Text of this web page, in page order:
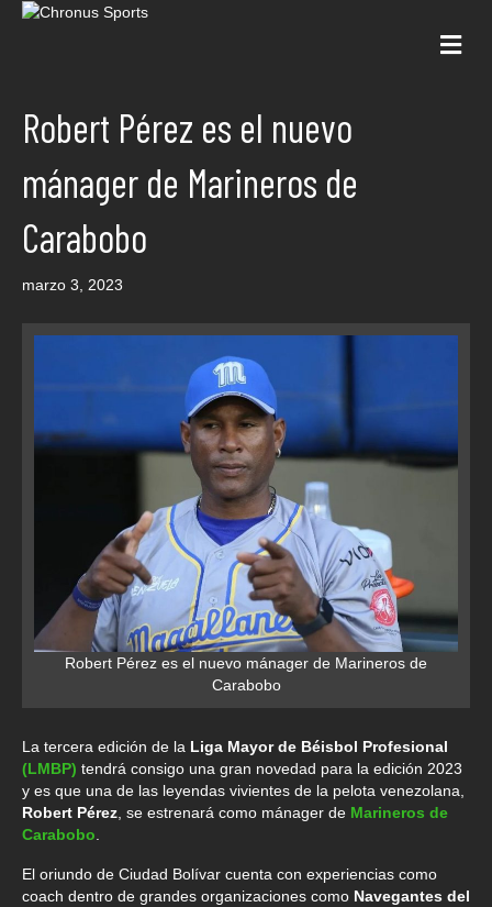
Robert Pérez es el nuevo
mánager de Marineros de
Carabobo
marzo 3, 2023
Robert Pérez es el nuevo mánager de Marineros de
Carabobo
La tercera edición de la Liga Mayor de Béisbol Profesional
(LMBP) tendrá consigo una gran novedad para la edición 2023
y es que una de las leyendas vivientes de la pelota venezolana,
Robert Pérez, se estrenará como mánager de Marineros de
Carabobo.
El oriundo de Ciudad Bolívar cuenta con experiencias como
coach dentro de grandes organizaciones como Navegantes del